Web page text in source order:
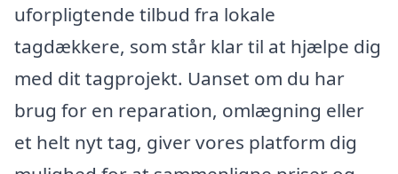
uforpligtende tilbud fra lokale
tagdækkere, som står klar til at hjælpe dig
med dit tagprojekt. Uanset om du har
brug for en reparation, omlægning eller
et helt nyt tag, giver vores platform dig